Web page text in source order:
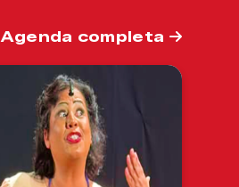
Agenda completa